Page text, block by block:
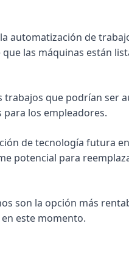
automatización de
las máquinas están
trabajos que podrían ser
los empleadores.
de tecnología futura
potencial para
son la opción más
este momento.